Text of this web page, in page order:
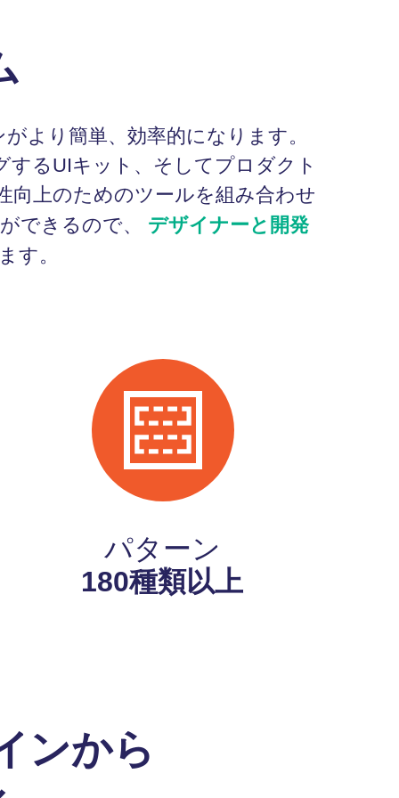
より簡単、効率的になります。
るUIキット、そしてプロダクト
向上のためのツールを組み合わせ
できるので、 デザイナーと開発
す。
パターン
180種類以上
ンから